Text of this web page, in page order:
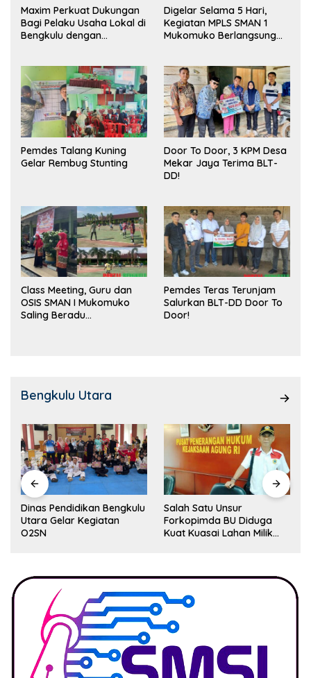
Maxim Perkuat Dukungan
Bagi Pelaku Usaha Lokal di
Bengkulu dengan
Pasar
Digelar Selama 5 Hari,
Kegiatan MPLS SMAN 1
Mukomuko Berlangsung
Pemdes Talang Kuning
Gelar Rembug Stunting
Door To Door, 3 KPM Desa
Mekar Jaya Terima BLT-
DD!
Class Meeting, Guru dan
OSIS SMAN I Mukomuko
Saling Beradu
Pemdes Teras Terunjam
Salurkan BLT-DD Door To
Door!
Bengkulu Utara
Dinas Pendidikan Bengkulu
Utara Gelar Kegiatan
O2SN
Salah Satu Unsur
Forkopimda BU Diduga
Kuat Kuasai Lahan Milik